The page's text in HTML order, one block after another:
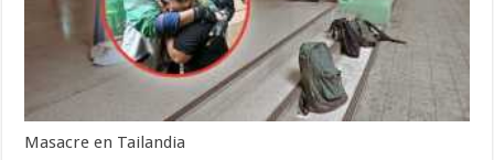
Masacre en Tailandia